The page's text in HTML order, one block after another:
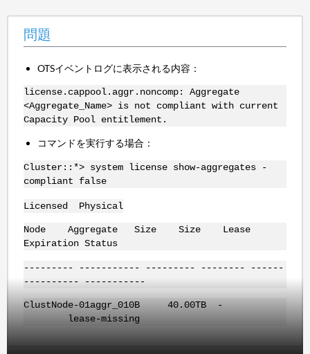
問題
OTSイベントログに表示される内容：
license.cappool.aggr.noncomp: Aggregate
<Aggregate_Name> is not compliant with current
Capacity Pool entitlement.
コマンドを実行する場合：
Cluster::*> system license show-aggregates -
compliant false
Licensed Physical
Node Aggregate Size Size Lease
Expiration Status
--------- ----------- --------- -------- ------
---------- -----------
ClustNode-01aggr_010B 40.00TB -
lease-missing